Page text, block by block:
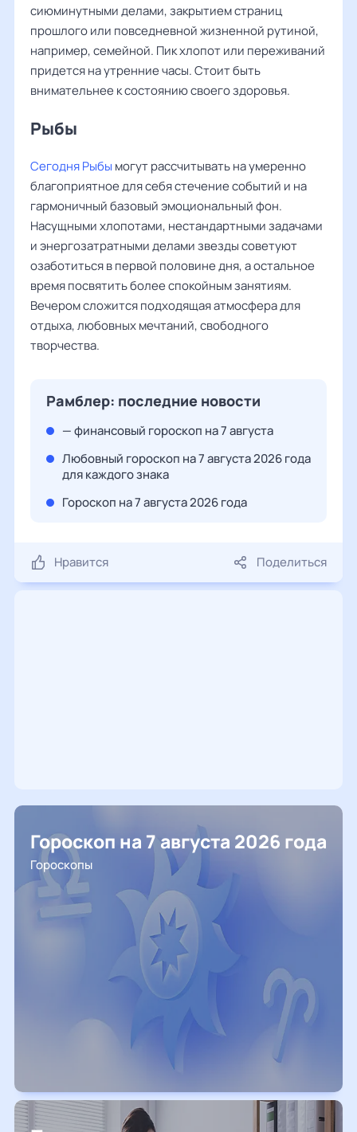
сиюминутными делами, закрытием страниц
прошлого или повседневной жизненной рутиной,
например, семейной. Пик хлопот или переживаний
придется на утренние часы. Стоит быть
внимательнее к состоянию своего здоровья.
Рыбы ‌‌
Сегодня Рыбы могут рассчитывать на умеренно
благоприятное для себя стечение событий и на
гармоничный базовый эмоциональный фон.
Насущными хлопотами, нестандартными задачами
и энергозатратными делами звезды советуют
озаботиться в первой половине дня, а остальное
время посвятить более спокойным занятиям.
Вечером сложится подходящая атмосфера для
отдыха, любовных мечтаний, свободного
творчества.
Рамблер: последние новости
— финансовый гороскоп на 7 августа
Любовный гороскоп на 7 августа 2026 года
для каждого знака
Гороскоп на 7 августа 2026 года
Нравится Поделиться
Гороскоп на 7 августа 2026 года
Гороскопы